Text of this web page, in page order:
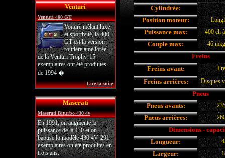
Venturi
Venturi 400 GT
Voiture mêlant luxe
et sportivité, la 400
GT est la version
routière améliorée
de la Venturi Trophy. 15
exemplaires ont été produites
de 1994 �
Lire la suite
Maserati
Maserati Biturbo 430 4v
En 1991, on augmente la
puissance de la 430 et on
baptise lo modèle 430 4V. 291
exemplaires on été produites en
trois ans.
Cylindrée:
Position moteur:
Puissance max: 400 ch
Couple max: 46
Freins
Freins avant:
Freins arrières: Disques
Pneus
Pneus avants:
Pneus arrières:
Dimensions -
Longueur:
Largeur: